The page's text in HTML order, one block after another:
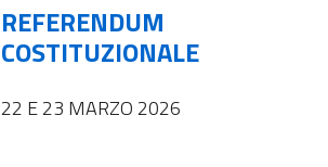
REFERENDUM
COSTITUZIONALE
22 E 23 MARZO 2026